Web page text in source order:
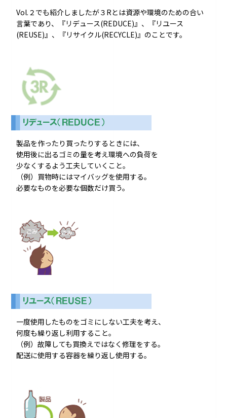
Vol.２でも紹介しましたが３Rとは資源や環境のための合い
言葉であり、『リデュース(REDUCE)』、『リユース
(REUSE)』、『リサイクル(RECYCLE)』のことです。
製品を作ったり買ったりするときには、
使用後に出るゴミの量を考え環境への負荷を
少なくするよう工夫していくこと。
（例）買物時にはマイバッグを使用する。
必要なものを必要な個数だけ買う。
一度使用したものをゴミにしない工夫を考え、
何度も繰り返し利用すること。
（例）故障しても買換えではなく修理をする。
配送に使用する容器を繰り返し使用する。